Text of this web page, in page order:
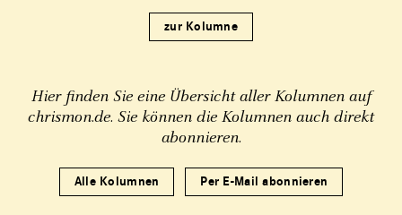
zur Kolumne
Hier finden Sie eine Übersicht aller Kolumnen auf
chrismon.de. Sie können die Kolumnen auch direkt
abonnieren.
Alle Kolumnen Per E-Mail abonnieren